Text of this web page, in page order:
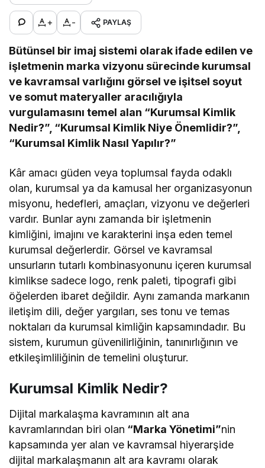
+ - PAYLAŞ
Bütünsel bir imaj sistemi olarak ifade edilen ve
işletmenin marka vizyonu sürecinde kurumsal
ve kavramsal varlığını görsel ve işitsel soyut
ve somut materyaller aracılığıyla
vurgulamasını temel alan “Kurumsal Kimlik
Nedir?”, “Kurumsal Kimlik Niye Önemlidir?”,
“Kurumsal Kimlik Nasıl Yapılır?”
Kâr amacı güden veya toplumsal fayda odaklı
olan, kurumsal ya da kamusal her organizasyonun
misyonu, hedefleri, amaçları, vizyonu ve değerleri
vardır. Bunlar aynı zamanda bir işletmenin
kimliğini, imajını ve karakterini inşa eden temel
kurumsal değerlerdir. Görsel ve kavramsal
unsurların tutarlı kombinasyonunu içeren kurumsal
kimlikse sadece logo, renk paleti, tipografi gibi
öğelerden ibaret değildir. Aynı zamanda markanın
iletişim dili, değer yargıları, ses tonu ve temas
noktaları da kurumsal kimliğin kapsamındadır. Bu
sistem, kurumun güvenilirliğinin, tanınırlığının ve
etkileşimliliğinin de temelini oluşturur.
Kurumsal Kimlik Nedir?
Dijital markalaşma kavramının alt ana
kavramlarından biri olan “Marka Yönetimi”nin
kapsamında yer alan ve kavramsal hiyerarşide
dijital markalaşmanın alt ara kavramı olarak